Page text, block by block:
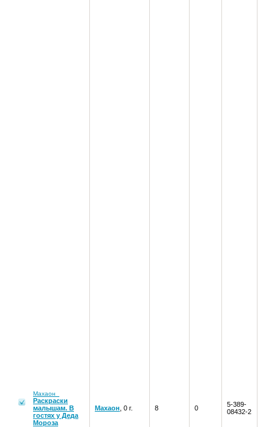
Махаон
Раскраски
малышам. В
гостях у Деда
Мороза
Махаон , 0 г. 8 0
5-389-
08432-2